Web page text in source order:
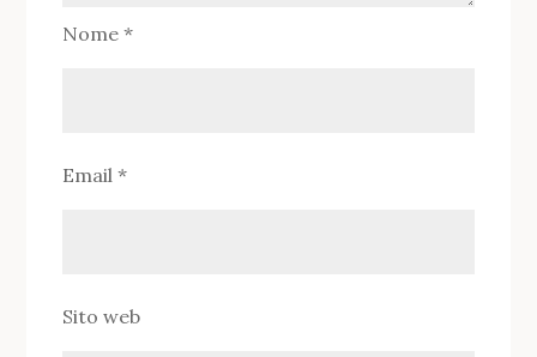
Nome*
Email*
Sito web